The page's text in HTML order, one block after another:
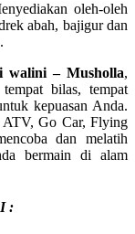
oleh-oleh
abah, bajigur dan
walini – Musholla,
bilas, tempat
kepuasan Anda.
ATV, Go Car, Flying
dan melatih
bermain di alam
: